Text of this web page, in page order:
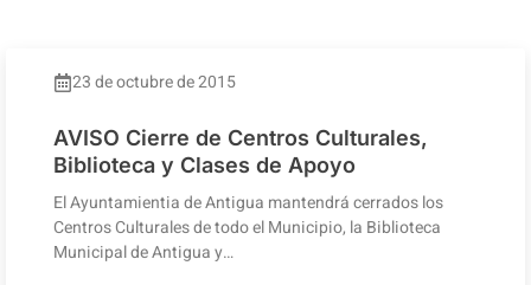
23 de octubre de 2015
AVISO Cierre de Centros Culturales,
Biblioteca y Clases de Apoyo
El Ayuntamientia de Antigua mantendrá cerrados los
Centros Culturales de todo el Municipio, la Biblioteca
Municipal de Antigua y…